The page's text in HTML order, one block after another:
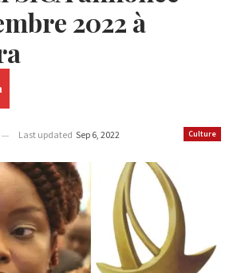
2022 à
Culture
Last updated Sep 6, 2022